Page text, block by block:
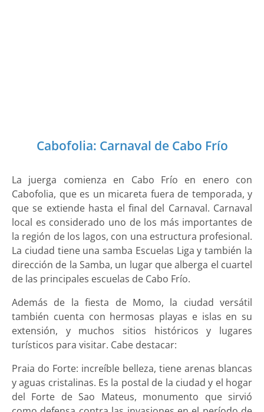
Cabofolia: Carnaval de Cabo Frío
La juerga comienza en Cabo Frío en enero con
Cabofolia, que es un micareta fuera de temporada, y
que se extiende hasta el final del Carnaval. Carnaval
local es considerado uno de los más importantes de
la región de los lagos, con una estructura profesional.
La ciudad tiene una samba Escuelas Liga y también la
dirección de la Samba, un lugar que alberga el cuartel
de las principales escuelas de Cabo Frío.
Además de la fiesta de Momo, la ciudad versátil
también cuenta con hermosas playas e islas en su
extensión, y muchos sitios históricos y lugares
turísticos para visitar. Cabe destacar:
Praia do Forte: increíble belleza, tiene arenas blancas
y aguas cristalinas. Es la postal de la ciudad y el hogar
del Forte de Sao Mateus, monumento que sirvió